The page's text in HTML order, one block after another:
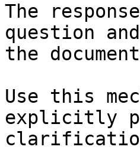
The
question
the
Use this
explicitly